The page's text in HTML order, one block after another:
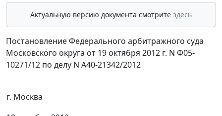
Актуальную версию документа смотрите здесь
Постановление Федерального арбитражного суда
Московского округа от 19 октября 2012 г. N Ф05-
10271/12 по делу N А40-21342/2012
г. Москва